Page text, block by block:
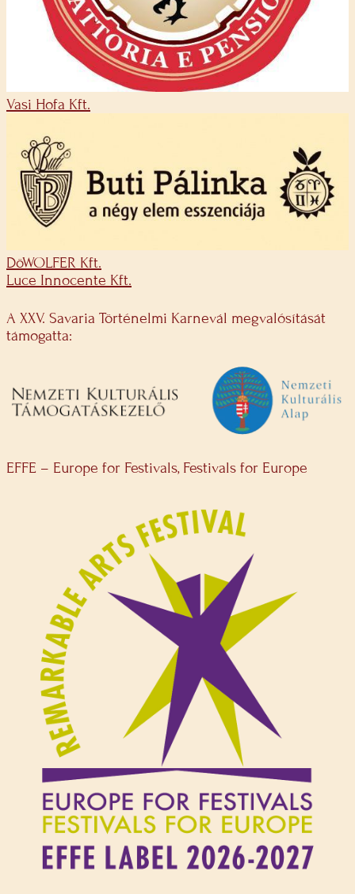
Vasi Hofa Kft.
DöWOLFER Kft.
Luce Innocente Kft.
A XXV. Savaria Történelmi Karnevál megvalósítását
támogatta:
EFFE – Europe for Festivals, Festivals for Europe